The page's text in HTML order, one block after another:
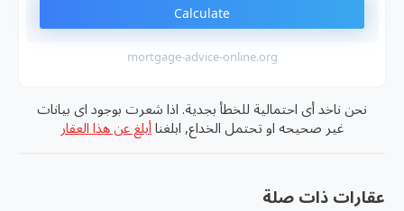
Calculate
mortgage-advice-online.org
نحن ناخد أى احتمالية للخطأ بجدية. اذا شعرت بوجود اى بيانات
غير صحيحه او تحتمل الخداع, ابلغنا أبلغ عن هذا العقار
عقارات ذات صلة